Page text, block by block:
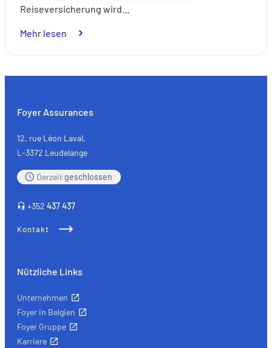
Reiseversicherung wird…
Mehr lesen
Sie
entspannt
mit
passenden
vor.
Foyer Assurances
12, rue Léon Laval,
L-3372 Leudelange
Derzeitgeschlossen
+352 437 437
Kontakt
Nützliche Links
Unternehmen
Foyer in Belgien
Foyer Gruppe
Karriere